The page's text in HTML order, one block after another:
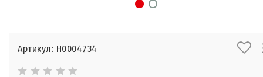
Артикул: Н0004734